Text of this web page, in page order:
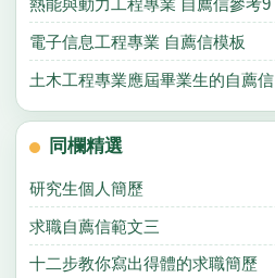
熱能與動力工程專業 自薦信參考9
電子信息工程專業 自薦信模板
土木工程專業應屆畢業生的自薦信
同欄精選
研究生個人簡歷
求職自薦信範文三
十二步教你寫出得體的求職簡歷